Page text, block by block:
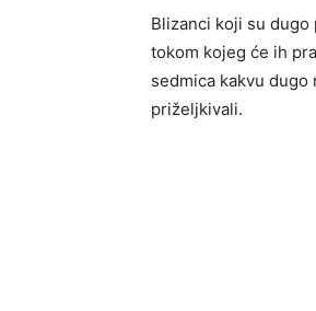
Blizanci koji su
tokom kojeg će ih
sedmica kakvu
priželjkivali.